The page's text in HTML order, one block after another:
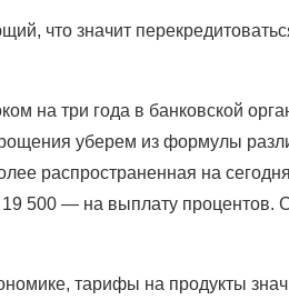
что значит
на три года в банковской
уберем из формулы
распространенная на
500 — на выплату
тарифы на продукты